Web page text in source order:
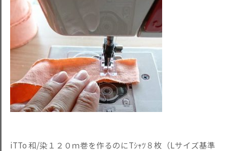
iTTo 和/染１２０ｍ巻を作るのにTｼｬﾂ８枚（Lサイズ基準